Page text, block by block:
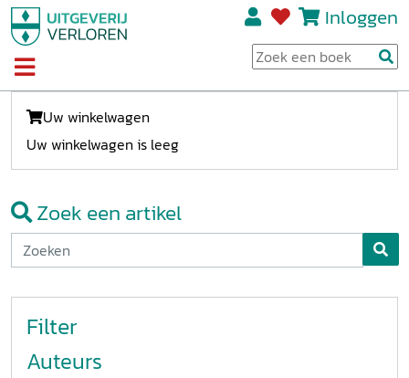
Inloggen
Uw winkelwagen
Uw winkelwagen is leeg
Zoek een artikel
Filter
Auteurs